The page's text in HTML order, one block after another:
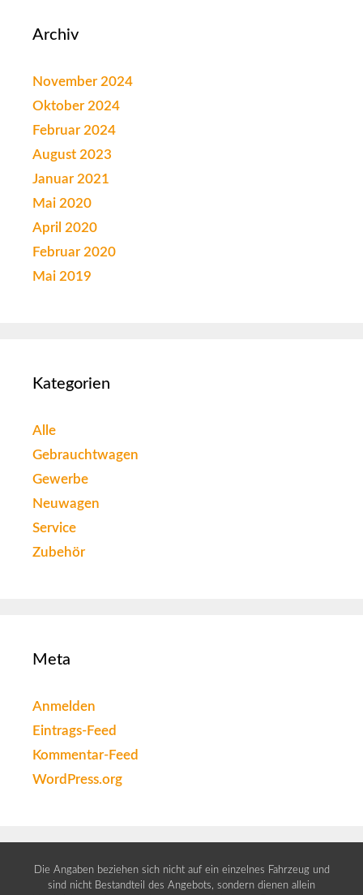
Archiv
November 2024
Oktober 2024
Februar 2024
August 2023
Januar 2021
Mai 2020
April 2020
Februar 2020
Mai 2019
Kategorien
Alle
Gebrauchtwagen
Gewerbe
Neuwagen
Service
Zubehör
Meta
Anmelden
Eintrags-Feed
Kommentar-Feed
WordPress.org
Die Angaben beziehen sich nicht auf ein einzelnes Fahrzeug und
sind nicht Bestandteil des Angebots, sondern dienen allein